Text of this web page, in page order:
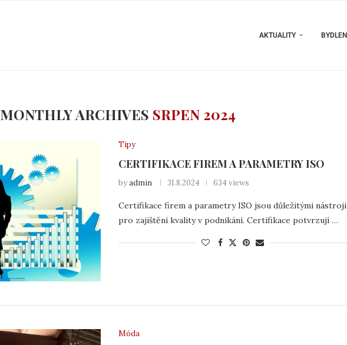
AKTUALITY BYDLENÍ
MONTHLY ARCHIVES SRPEN 2024
Tipy
CERTIFIKACE FIREM A PARAMETRY ISO
byadmin 31.8.2024 634 views
Certifikace firem a parametry ISO jsou důležitými nástroji
pro zajištění kvality v podnikání. Certifikace potvrzují …
Móda